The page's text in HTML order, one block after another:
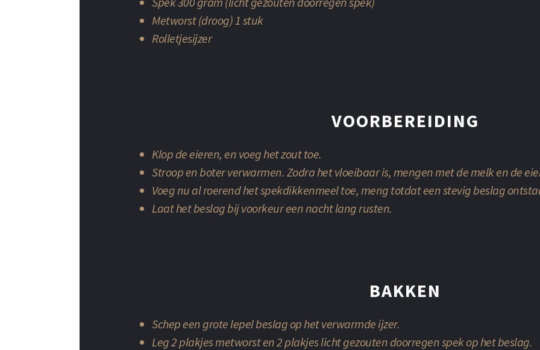
Metworst (droog) 1 stuk
Rolletjesijzer
VOORBEREIDING
Klop de eieren, en voeg het zout toe.
Stroop en boter verwarmen. Zodra het vloeibaar is, mengen met de melk en de
Voeg nu al roerend het spekdikkenmeel toe, meng totdat een stevig beslag
Laat het beslag bij voorkeur een nacht lang rusten.
BAKKEN
Schep een grote lepel beslag op het verwarmde ijzer.
Leg 2 plakjes metworst en 2 plakjes licht gezouten doorregen spek op het beslag.